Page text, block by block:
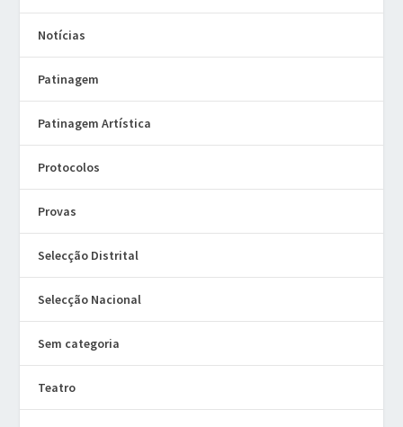
Notícias
Patinagem
Patinagem Artística
Protocolos
Provas
Selecção Distrital
Selecção Nacional
Sem categoria
Teatro